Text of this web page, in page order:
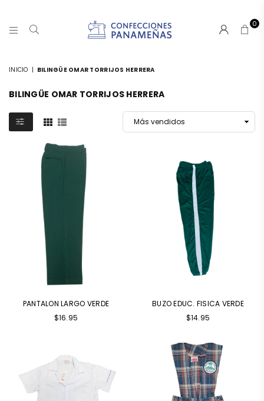
0
INICIO | BILINGÜE OMAR TORRIJOS HERRERA
BILINGÜE OMAR TORRIJOS HERRERA
PANTALON LARGO VERDE
$16.95
BUZO EDUC. FISICA VERDE
Precio
$14.95